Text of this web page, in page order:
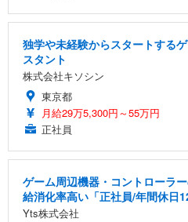
独学や未経験からスタートする
スタント
株式会社キソシン
東京都
月給29万5,300円～55万円
正社員
ゲーム周辺機器・コントローラ
給消化率高い「正社員/年間休日
Yts株式会社